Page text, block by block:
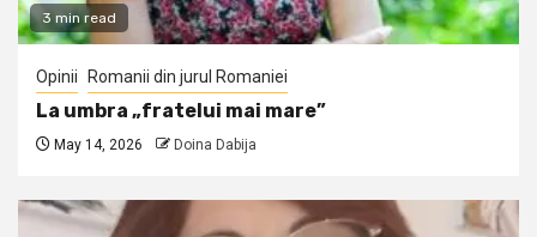
3 min read
Opinii Romanii din jurul Romaniei
La umbra „fratelui mai mare”
May 14, 2026 Doina Dabija